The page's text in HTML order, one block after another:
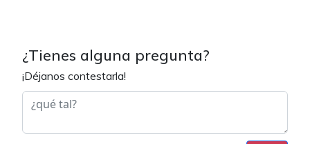
¿Tienes alguna pregunta?
¡Déjanos contestarla!